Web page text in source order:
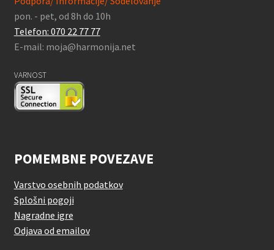
pon. - pet, od 8h do 10h
Telefon: 070 22 77 77
E-mail: moja@harmonija.net
VARNOST
POMEMBNE POVEZAVE
Varstvo osebnih podatkov
Splošni pogoji
Nagradne igre
Odjava od emailov